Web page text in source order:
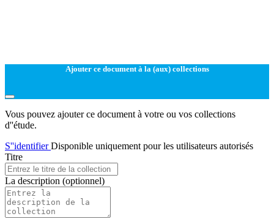
Ajouter ce document à la (aux) collections
Vous pouvez ajouter ce document à votre ou vos collections
d''étude.
S''identifierDisponible uniquement pour les utilisateurs autorisés
Titre
La description (optionnel)